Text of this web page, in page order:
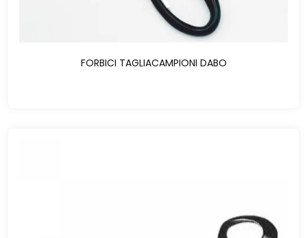
FORBICI TAGLIACAMPIONI DABO